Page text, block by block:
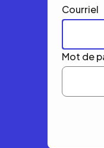
Courriel
Mot de